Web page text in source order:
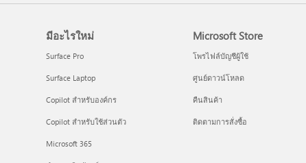
มีอะไรใหม่
Surface Pro
Surface Laptop
Copilot สำหรับองค์กร
Copilot สำหรับใช้ส่วนตัว
Microsoft 365
Microsoft Store
โพรไฟล์บัญชีผู้ใช้
ศูนย์ดาวน์โหลด
คืนสินค้า
ติดตามการสั่งซื้อ